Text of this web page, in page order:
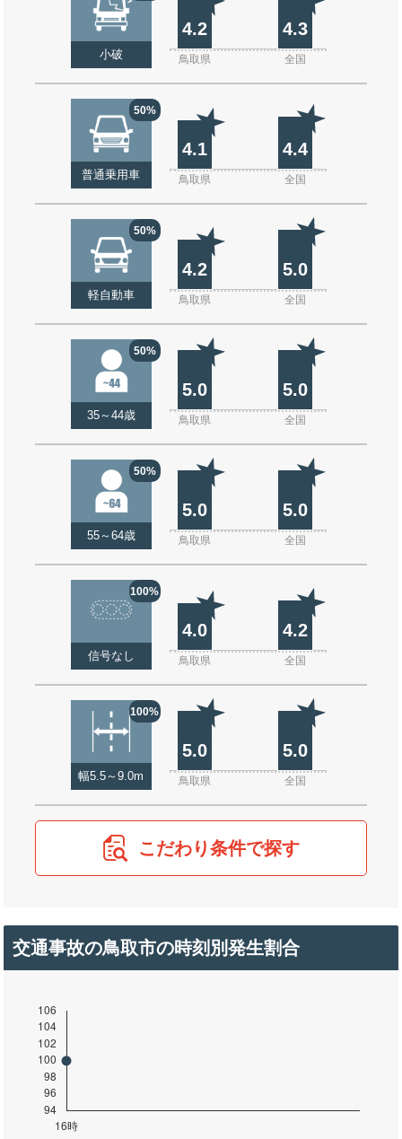
小破
4.2 4.3
鳥取県 全国
50%
普通乗用車
4.1 4.4
鳥取県 全国
50%
軽自動車
4.2 5.0
鳥取県 全国
50%
35～44歳
5.0 5.0
鳥取県 全国
50%
55～64歳
5.0 5.0
鳥取県 全国
100%
信号なし
4.0 4.2
鳥取県 全国
100%
幅5.5～9.0m
5.0 5.0
鳥取県 全国
こだわり条件で探す
交通事故の鳥取市の時刻別発生割合